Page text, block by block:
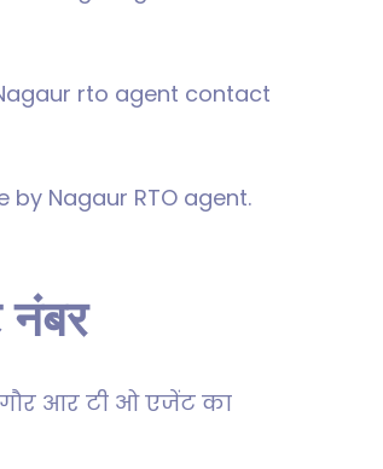
rto agent contact
by Nagaur RTO agent.
आर टी ओ एजेंट का